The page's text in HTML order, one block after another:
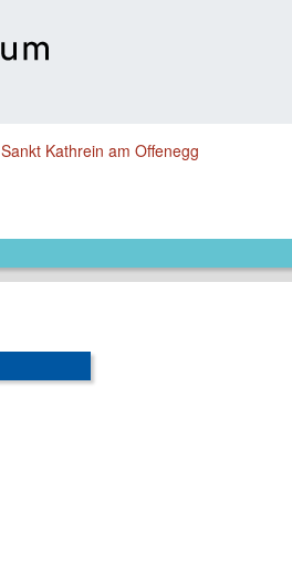
Sankt Kathrein am Offenegg